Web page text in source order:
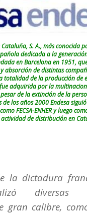
S. A., más conocida
dedicada a la
en Barcelona en 1951,
absorción de distintas
totalidad de la producción de
adquirida por la
de la extinción de la
de los años 2000 Endesa
FECSA-ENHER y luego como
de distribución en
la dictadura
diversas
gran calibre,